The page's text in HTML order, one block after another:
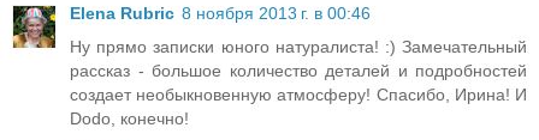
Elena Rubric 8 ноября 2013 г. в 00:46
Ну прямо записки юного натуралиста! :) Замечательный
рассказ - большое количество деталей и подробностей
создает необыкновенную атмосферу! Спасибо, Ирина! И
Dodo, конечно!